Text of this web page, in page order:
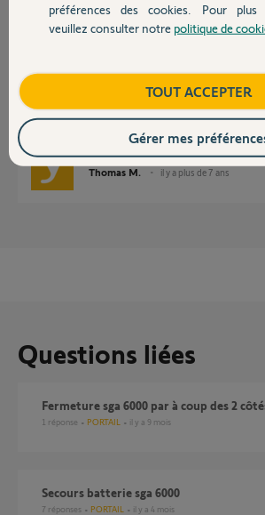
Contact
Bonjour Marc,
Afin que l'on réponde au mieux à votre demande,
Somfy Portail : Comment identifier ma panne ?
Thomas M. il y a plus de 7 ans
Questions liées
Fermeture sga 6000 par à coup des 2
1 réponse PORTAIL il y a 9 mois
Secours batterie sga 6000
7 réponses PORTAIL il y a 4 mois
préférences des cookies. Pour plus
veuillez consulter notre politique de
TOUT ACCEPTER
Gérer mes